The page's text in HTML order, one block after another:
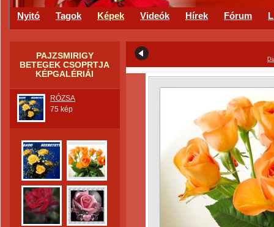
Nyitó Tagok Képek Videók Hírek Fórum
PAJZSMIRIGY
BETEGEK CSOPRTJA
KÉPGALÉRIÁI
RÓZSA
75 kép